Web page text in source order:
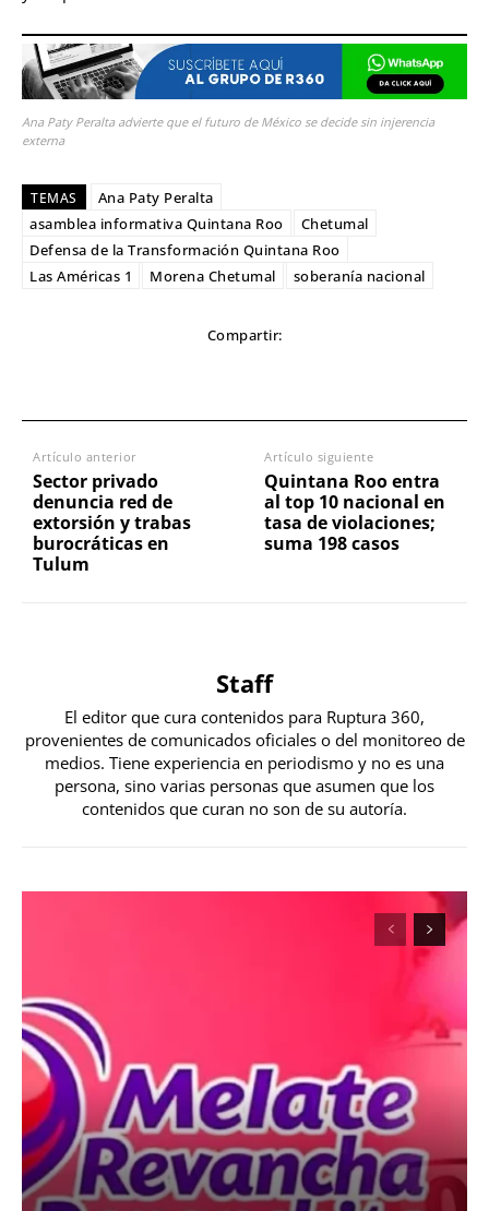
Ana Paty Peralta advierte que el futuro de México se decide sin injerencia
externa
TEMAS
Ana Paty Peralta
asamblea informativa Quintana Roo
Chetumal
Defensa de la Transformación Quintana Roo
Las Américas 1
Morena Chetumal soberanía nacional
Compartir:
Artículo anterior
Sector privado
denuncia red de
extorsión y trabas
burocráticas en
Tulum
Artículo siguiente
Quintana Roo entra
al top 10 nacional en
tasa de violaciones;
suma 198 casos
Staff
El editor que cura contenidos para Ruptura 360,
provenientes de comunicados oficiales o del monitoreo de
medios. Tiene experiencia en periodismo y no es una
persona, sino varias personas que asumen que los
contenidos que curan no son de su autoría.